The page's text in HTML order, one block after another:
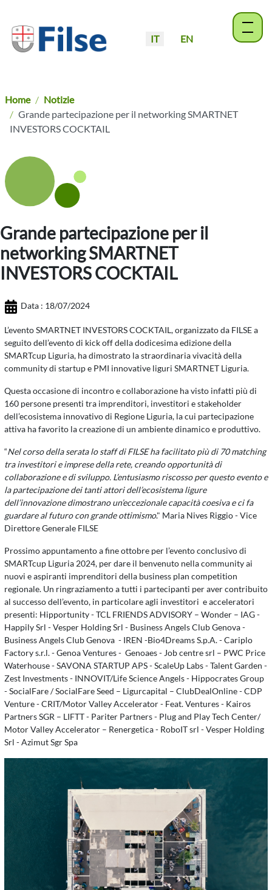
Seleziona la tua lingua
IT EN
Home
Notizie
Grande partecipazione per il networking SMARTNET
INVESTORS COCKTAIL
Grande partecipazione per il
networking SMARTNET
INVESTORS COCKTAIL
Data : 18/07/2024
L’evento SMARTNET INVESTORS COCKTAIL, organizzato da FILSE a
seguito dell’evento di kick off della dodicesima edizione della
SMARTcup Liguria, ha dimostrato la straordinaria vivacità della
community di startup e PMI innovative liguri SMARTNET Liguria.
Questa occasione di incontro e collaborazione ha visto infatti più di
160 persone presenti tra imprenditori, investitori e stakeholder
dell’ecosistema innovativo di Regione Liguria, la cui partecipazione
attiva ha favorito la creazione di un ambiente dinamico e produttivo.
“Nel corso della serata lo staff di FILSE ha facilitato più di 70 matching
tra investitori e imprese della rete, creando opportunità di
collaborazione e di sviluppo. L’entusiasmo riscosso per questo evento e
la partecipazione dei tanti attori dell’ecosistema ligure
dell’innovazione dimostrano un’eccezionale capacità coesiva e ci fa
guardare al futuro con grande ottimismo." Maria Nives Riggio - Vice
Direttore Generale FILSE
Prossimo appuntamento a fine ottobre per l’evento conclusivo di
SMARTcup Liguria 2024, per dare il benvenuto nella community ai
nuovi e aspiranti imprenditori della business plan competition
regionale. Un ringraziamento a tutti i partecipanti per aver contribuito
al successo dell’evento, in particolare agli investitori e acceleratori
presenti: Hipportunity - TCL FRIENDS ADVISORY – Wonder – IAG -
Happily Srl - Vesper Holding Srl - Business Angels Club Genova -
Business Angels Club Genova - IREN -Bio4Dreams S.p.A. - Cariplo
Factory s.r.l. - Genoa Ventures - Genoaes - Job centre srl – PWC Price
Waterhouse - SAVONA STARTUP APS - ScaleUp Labs - Talent Garden -
Zest Investments - INNOVIT/Life Science Angels - Hippocrates Group
- SocialFare / SocialFare Seed – Ligurcapital – ClubDealOnline - CDP
Venture - CRIT/Motor Valley Accelerator - Feat.Ventures - Kairos
Partners SGR – LIFTT - Pariter Partners - Plug and Play Tech Center/
Motor Valley Accelerator – Renergetica - RoboIT srl - Vesper Holding
Srl - Azimut Sgr Spa